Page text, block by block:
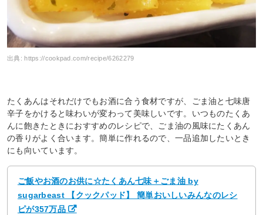
出典: https://cookpad.com/recipe/6262279
たくあんはそれだけでもお酒に合う食材ですが、ごま油と七味唐
辛子をかけると味わいが変わって美味しいです。いつものたくあ
んに飽きたときにおすすめのレシピで、ごま油の風味にたくあん
の香りがよく合います。簡単に作れるので、一品追加したいとき
にも向いています。
ご飯やお酒のお供に☆たくあん七味＋ごま油 by
sugarbeast 【クックパッド】 簡単おいしいみんなのレシ
ピが357万品